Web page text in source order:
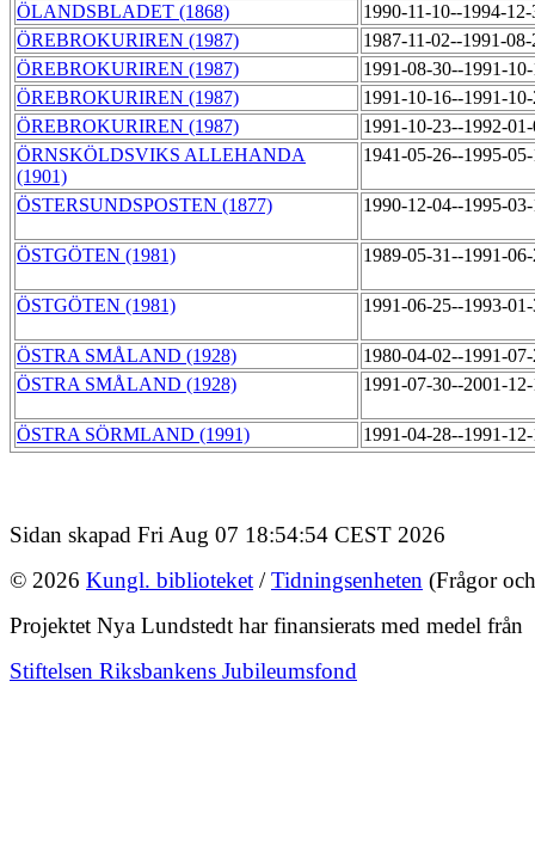
ÖLANDSBLADET (1868)
1990-11-10--1994-
ÖREBROKURIREN (1987)
1987-11-02--1991-
ÖREBROKURIREN (1987)
1991-08-30--1991-
ÖREBROKURIREN (1987)
1991-10-16--1991-
ÖREBROKURIREN (1987)
1991-10-23--1992-
ÖRNSKÖLDSVIKS ALLEHANDA
(1901)
1941-05-26--1995-
ÖSTERSUNDSPOSTEN (1877) 1990-12-04--1995-
ÖSTGÖTEN (1981) 1989-05-31--1991-
ÖSTGÖTEN (1981) 1991-06-25--1993-
ÖSTRA SMÅLAND (1928)
1980-04-02--1991-
ÖSTRA SMÅLAND (1928)
1991-07-30--2001-
ÖSTRA SÖRMLAND (1991) 1991-04-28--1991-
Sidan skapad Fri Aug 07 18:54:54 CEST 2026
© 2026 Kungl. biblioteket /Tidningsenheten (Frågor
Projektet Nya Lundstedt har finansierats med medel från
Stiftelsen Riksbankens Jubileumsfond